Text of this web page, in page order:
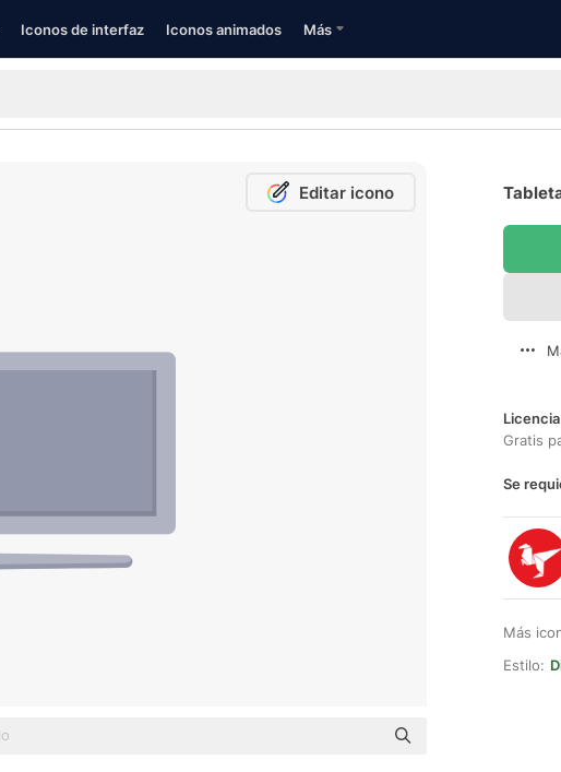
Iconos de interfaz Iconos animados Más
Editar icono
Gratis
Se
Más
Estilo: